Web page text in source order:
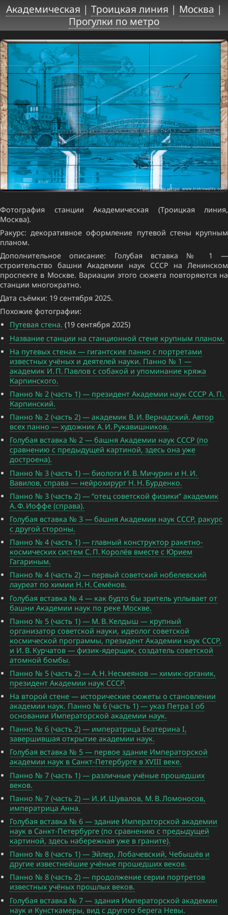
Академическая | Троицкая линия | Москва |
Прогулки по метро
Фотография станции Академическая (Троицкая линия,
Москва).
Ракурс: декоративное оформление путевой стены крупным
планом.
Дополнительное описание: Голубая вставка № 1 —
строительство башни Академии наук СССР на Ленинском
проспекте в Москве. Вариации этого сюжета повторяются на
станции многократно.
Дата съёмки: 19 сентября 2025.
Похожие фотографии:
Путевая стена. (19 сентября 2025)
Название станции на станционной стене крупным планом.
На путевых стенах — гигантские панно с портретами
известных учёных и деятелей науки. Панно № 1 —
академик И. П. Павлов с собакой и упоминание кряжа
Карпинского.
Панно № 2 (часть 1) — президент Академии наук СССР А. П.
Карпинский.
Панно № 2 (часть 2) — академик В. И. Вернадский. Автор
всех панно — художник А. И. Рукавишников.
Голубая вставка № 2 — башня Академии наук СССР (по
сравнению с предыдущей картиной, здесь она уже
достроена).
Панно № 3 (часть 1) — биологи И. В. Мичурин и Н. И.
Вавилов, справа — нейрохирург Н. Н. Бурденко.
Панно № 3 (часть 2) — “отец советской физики” академик
А. Ф. Иоффе (справа).
Голубая вставка № 3 — башня Академии наук СССР, ракурс
с другой стороны.
Панно № 4 (часть 1) — главный конструктор ракетно-
космических систем С. П. Королёв вместе с Юрием
Гагариным.
Панно № 4 (часть 2) — первый советский нобелевский
лауреат по химии Н. Н. Семёнов.
Голубая вставка № 4 — как будто бы зритель уплывает от
башни Академии наук по реке Москве.
Панно № 5 (часть 1) — М. В. Келдыш — крупный
организатор советской науки, идеолог советской
космической программы, президент Академии наук СССР,
и И. В. Курчатов — физик-ядерщик, создатель советской
атомной бомбы.
Панно № 5 (часть 2) — А. Н. Несмеянов — химик-органик,
президент Академии наук СССР.
На второй стене — исторические сюжеты о становлении
академии наук. Панно № 6 (часть 1) — указ Петра I об
основании Императорской академии наук.
Панно № 6 (часть 2) — императрица Екатерина I,
завершившая открытие академии наук.
Голубая вставка № 5 — первое здание Императорской
академии наук в Санкт-Петербурге в XVIII веке.
Панно № 7 (часть 1) — различные учёные прошедших
веков.
Панно № 7 (часть 2) — И. И. Шувалов, М. В. Ломоносов,
императрица Анна.
Голубая вставка № 6 — здание Императорской академии
наук в Санкт-Петербурге (по сравнению с предыдущей
картиной, здесь набережная уже в граните).
Панно № 8 (часть 1) — Эйлер, Лобачевский, Чебышёв и
другие известнейшие учёные прошедших веков.
Панно № 8 (часть 2) — продолжение серии портретов
известных учёных прошлых веков.
Голубая вставка № 7 — здания Императорской академии
наук и Кунсткамеры, вид с другого берега Невы.